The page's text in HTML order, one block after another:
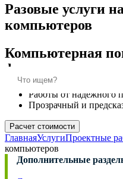
Разовые услуги
компьютеров
Компьютерная
фиксированным
Работы от надежного
Прозрачный и
Расчет стоимости
ГлавнаяУслугиПроектные
компьютеров
Дополнительные